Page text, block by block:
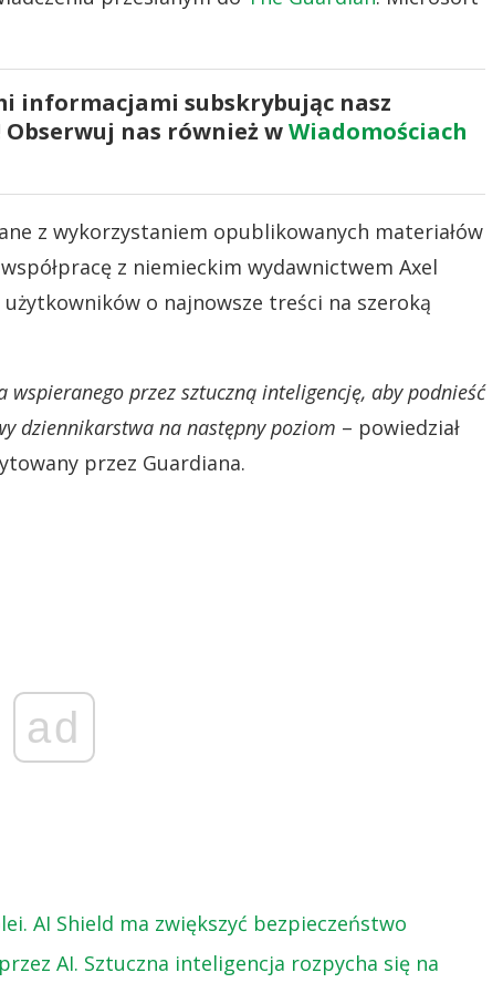
informacjami subskrybując nasz
Obserwuj nas również wWiadomościach
z wykorzystaniem opublikowanych materiałów
z niemieckim wydawnictwem Axel
o najnowsze treści na szeroką
przez sztuczną inteligencję, aby podnieść
dziennikarstwa na następny poziom – powiedział
przez Guardiana.
ad
AI Shield ma zwiększyć bezpieczeństwo
AI. Sztuczna inteligencja rozpycha się na